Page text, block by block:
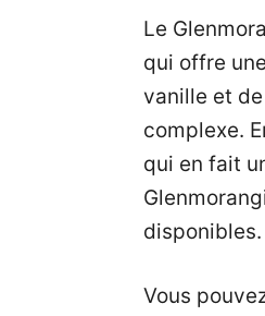
Le
qui offre
vanille et
complexe.
qui en fait
disponibles.
Vous